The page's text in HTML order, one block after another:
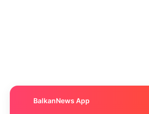
BalkanNews App